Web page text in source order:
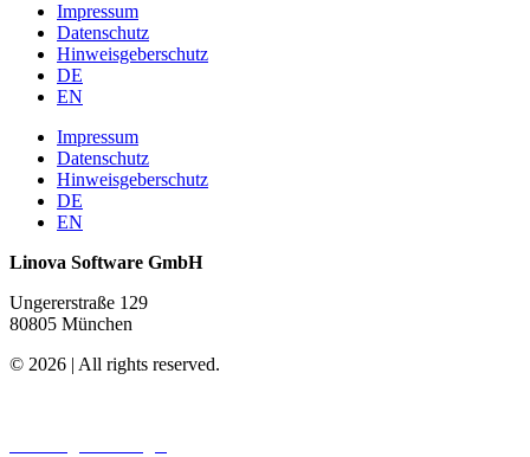
Impressum
Datenschutz
Hinweisgeberschutz
DE
EN
Impressum
Datenschutz
Hinweisgeberschutz
DE
EN
Linova Software GmbH
Ungererstraße 129
80805 München
© 2026 | All rights reserved.